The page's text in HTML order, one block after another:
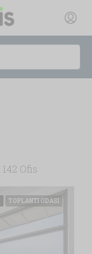
142 Ofis
TOPLANTI ODASI